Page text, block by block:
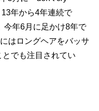
年から4年連続で
今年6月に足かけ8年で
はロングヘアをバッサ
でも注目されてい